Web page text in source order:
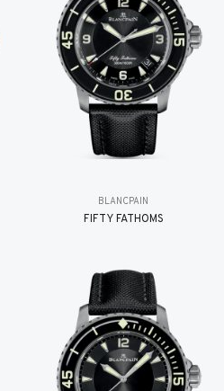
BLANCPAIN
FIFTY FATHOMS